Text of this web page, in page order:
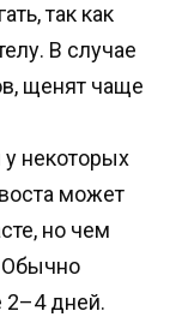
так как
В случае
щенят чаще
у некоторых
может
но чем
Обычно
2–4 дней.